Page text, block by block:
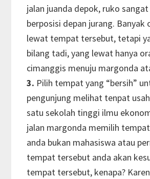
jalan juanda depok, ruko sangat
berposisi depan jurang. Banyak
lewat tempat tersebut, tetapi
bilang tadi, yang lewat hanya
cimanggis menuju margonda
3. Pilih tempat yang “bersih”
pengunjung melihat tenpat
satu sekolah tinggi ilmu
jalan margonda memilih
anda bukan mahasiswa atau
tempat tersebut anda akan
tempat tersebut, kenapa?